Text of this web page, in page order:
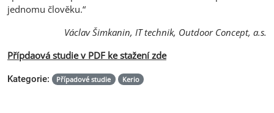
jednomu člověku.“
Václav Šimkanin, IT technik, Outdoor Concept, a.s.
Přípdaová studie v PDF ke stažení zde
Kategorie: Případové studie Kerio